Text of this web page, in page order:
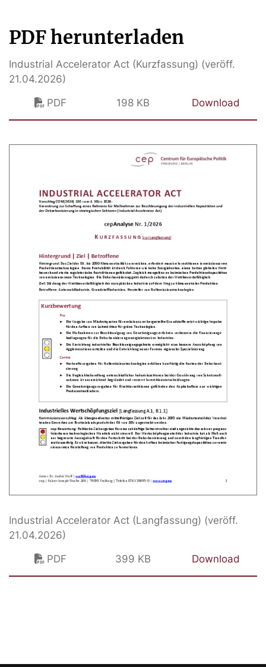
PDF herunterladen
Industrial Accelerator Act (Kurzfassung) (veröff.
21.04.2026)
PDF
198 KB Download
Industrial Accelerator Act (Langfassung) (veröff.
21.04.2026)
PDF
399 KB Download